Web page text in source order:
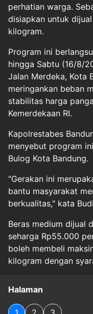
perhatian warga.
disiapkan untuk
kilogram.
Program ini
hingga Sabtu (16/8/
Jalan Merdeka, Kota
meringankan beban
stabilitas harga
Kemerdekaan RI.
Kapolrestabes
menyebut program
Bulog Kota Bandung.
"Gerakan ini
bantu masyarakat
berkualitas," kata
Beras medium dijual
seharga Rp55.000
boleh membeli
kilogram dengan
Halaman